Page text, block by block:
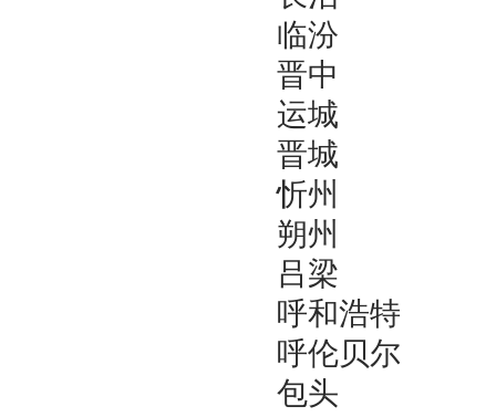
临汾
晋中
运城
晋城
忻州
朔州
吕梁
呼和浩特
呼伦贝尔
包头